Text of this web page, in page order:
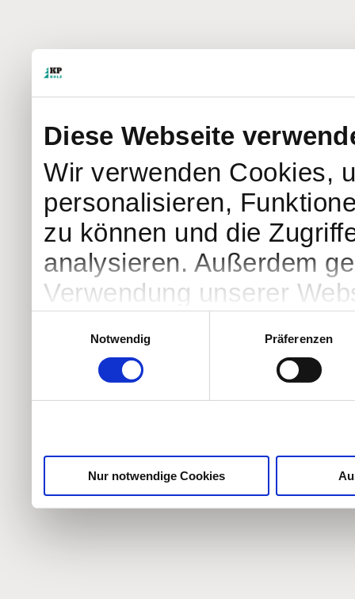
Diese Webseite
Wir verwenden Cookies,
personalisieren,
zu können und die
analysieren. Außerdem
Verwendung unserer
Partner führen diese
weiteren Daten
Notwendig
Präferenzen
Nur notwendige Cookies